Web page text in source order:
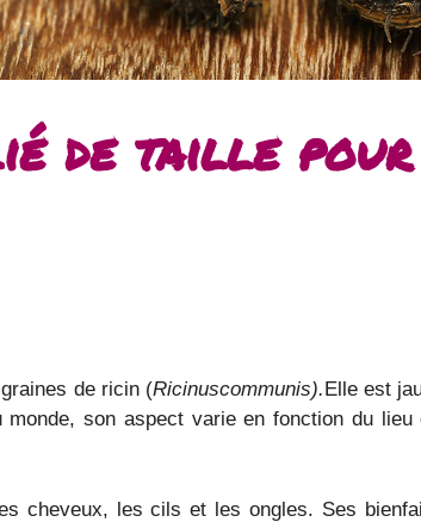
de taille
de ricin (Ricinuscommunis).Elle est
son aspect varie en fonction du
cheveux, les cils et les ongles. Ses